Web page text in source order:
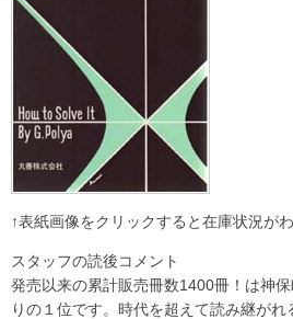
↑表紙画像をクリックすると在庫状況がわ
スタッフの読後コメント
発売以来の累計販売冊数1400冊！は神
りの１位です。時代を超えて読み継がれ